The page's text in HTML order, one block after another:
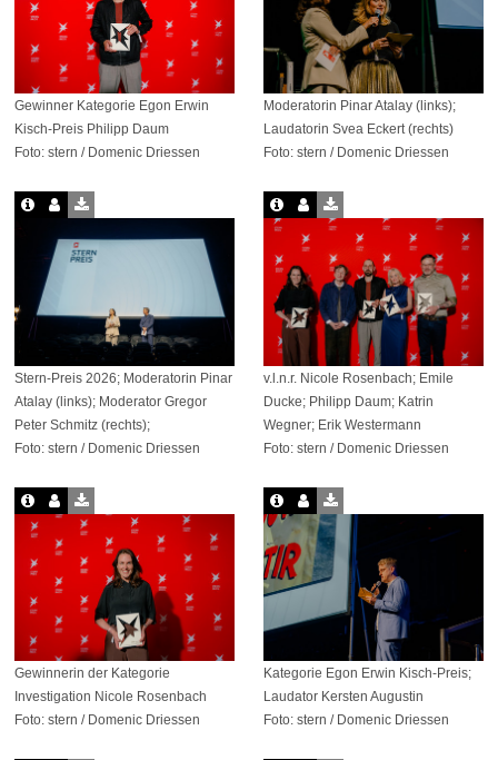
Gewinner Kategorie Egon Erwin
Kisch-Preis Philipp Daum
Foto: stern / Domenic Driessen
Moderatorin Pinar Atalay (links);
Laudatorin Svea Eckert (rechts)
Foto: stern / Domenic Driessen
Stern-Preis 2026; Moderatorin Pinar
Atalay (links); Moderator Gregor
Peter Schmitz (rechts);
Foto: stern / Domenic Driessen
v.l.n.r. Nicole Rosenbach; Emile
Ducke; Philipp Daum; Katrin
Wegner; Erik Westermann
Foto: stern / Domenic Driessen
Gewinnerin der Kategorie
Investigation Nicole Rosenbach
Foto: stern / Domenic Driessen
Kategorie Egon Erwin Kisch-Preis;
Laudator Kersten Augustin
Foto: stern / Domenic Driessen